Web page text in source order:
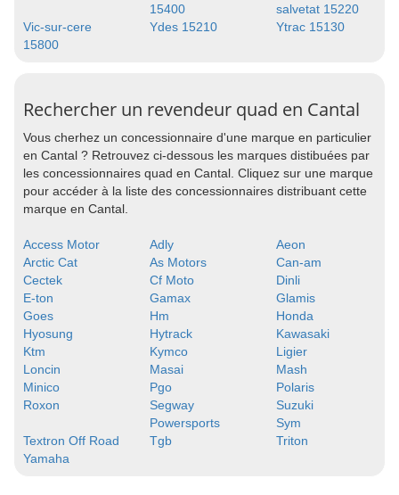
15400
salvetat 15220
Vic-sur-cere
15800
Ydes 15210 Ytrac 15130
Rechercher un revendeur quad en Cantal
Vous cherhez un concessionnaire d'une marque en particulier
en Cantal ? Retrouvez ci-dessous les marques distibuées par
les concessionnaires quad en Cantal. Cliquez sur une marque
pour accéder à la liste des concessionnaires distribuant cette
marque en Cantal.
Access Motor Adly
Aeon
Arctic Cat
As Motors
Can-am
Cectek
Cf Moto
Dinli
E-ton
Gamax
Glamis
Goes
Hm
Honda
Hyosung
Hytrack
Kawasaki
Ktm
Kymco
Ligier
Loncin
Masai
Mash
Minico
Pgo
Polaris
Roxon
Segway
Powersports
Suzuki
Sym
Textron Off Road
Tgb
Triton
Yamaha